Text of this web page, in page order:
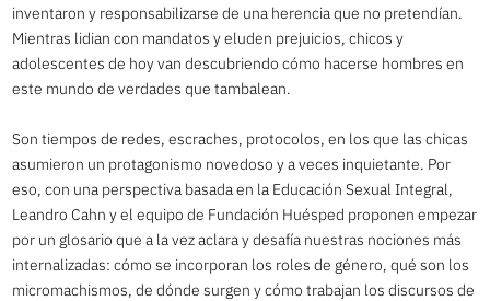
inventaron y responsabilizarse de una herencia que no pretendían.
Mientras lidian con mandatos y eluden prejuicios, chicos y
adolescentes de hoy van descubriendo cómo hacerse hombres en
este mundo de verdades que tambalean.
Son tiempos de redes, escraches, protocolos, en los que las chicas
asumieron un protagonismo novedoso y a veces inquietante. Por
eso, con una perspectiva basada en la Educación Sexual Integral,
Leandro Cahn y el equipo de Fundación Huésped proponen empezar
por un glosario que a la vez aclara y desafía nuestras nociones más
internalizadas: cómo se incorporan los roles de género, qué son los
micromachismos, de dónde surgen y cómo trabajan los discursos de